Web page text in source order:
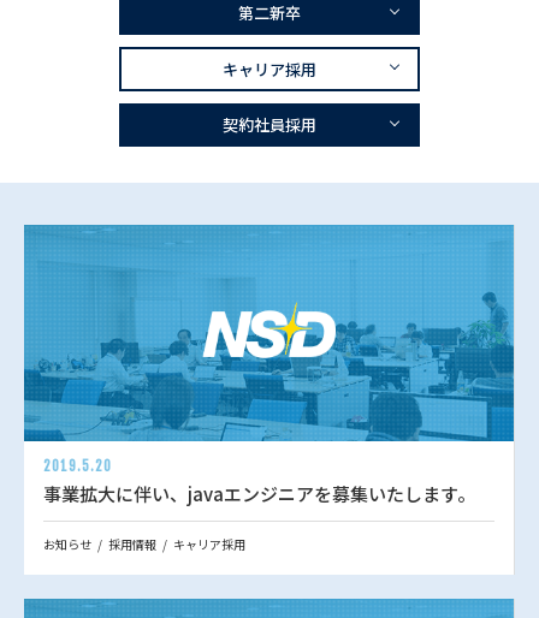
第二新卒
キャリア採用
契約社員採用
2019.5.20
事業拡大に伴い、javaエンジニアを募集いたします。
お知らせ 採用情報 キャリア採用